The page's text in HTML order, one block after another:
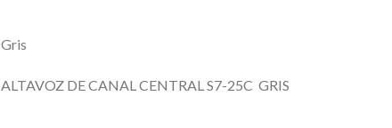
Gris
ALTAVOZ DE CANAL CENTRAL S7-25C GRIS